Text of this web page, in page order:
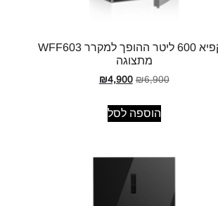
מקפיא 600 ליטר ההופך למקרר WFF603
מתצוגה
₪6,900
₪4,900
הוספה לסל